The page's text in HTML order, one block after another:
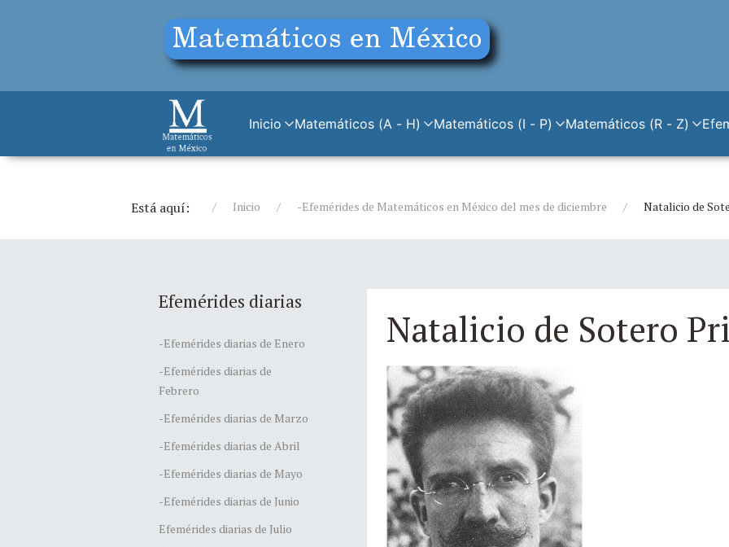
Inicio Matemáticos (A - H) Matemáticos (I - P) Matemáticos (R - Z)
Está aquí: Inicio -Efemérides de Matemáticos en México del mes de diciembre Natalicio de
Efemérides diarias
-Efemérides diarias de Enero
-Efemérides diarias de
Febrero
-Efemérides diarias de Marzo
-Efemérides diarias de Abril
-Efemérides diarias de Mayo
-Efemérides diarias de Junio
Efemérides diarias de Julio
Natalicio de Sotero